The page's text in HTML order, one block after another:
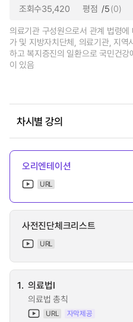
조회수35,420 평점 /5(0)
의료기관 구성원으로서 관계 법령
가 및 지방자치단체, 의료기관, 지
하고 복지증진의 일환으로 국민건
이 있음
차시별 강의
오리엔테이션
URL
사전진단체크리스트
URL
1. 의료법Ⅰ
의료법 총칙
URL 자막제공